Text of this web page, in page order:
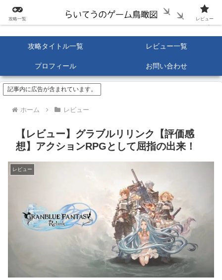
攻略タイトル一覧 レビュー一覧
プロフィール お問い合わせ
記事内に広告が含まれています。
ホーム レビュー
【レビュー】グラブルリリンク【評価感
想】アクションRPGとして屈指の出来！
レビュー
攻略一覧 レビュー